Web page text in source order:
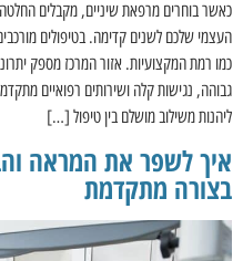
כאשר בוחרים מרפאת שיניים, מקבלים
העצמי שלכם לשנים קדימה. בטיפולים
כמו רמת המקצועיות. אזור המרכז מספק
גבוהה, נגישות קלה ושירותים רפואיים
ליהנות משילוב מושלם בין טיפול […]
איך לשפר את המראה
בצורה מתקדמת